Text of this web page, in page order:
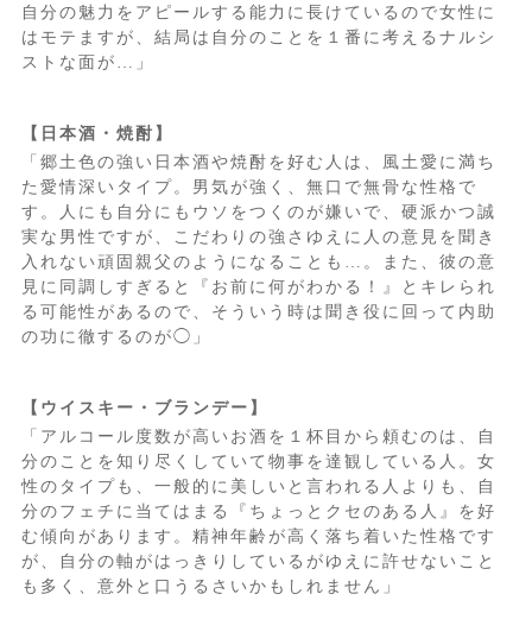
自分の魅力をアピールする能力に長けているので女性に
はモテますが、結局は自分のことを１番に考えるナルシ
ストな面が…」
【日本酒・焼酎】
「郷土色の強い日本酒や焼酎を好む人は、風土愛に満ち
た愛情深いタイプ。男気が強く、無口で無骨な性格で
す。人にも自分にもウソをつくのが嫌いで、硬派かつ誠
実な男性ですが、こだわりの強さゆえに人の意見を聞き
入れない頑固親父のようになることも…。また、彼の意
見に同調しすぎると『お前に何がわかる！』とキレられ
る可能性があるので、そういう時は聞き役に回って内助
の功に徹するのが◯」
【ウイスキー・ブランデー】
「アルコール度数が高いお酒を１杯目から頼むのは、自
分のことを知り尽くしていて物事を達観している人。女
性のタイプも、一般的に美しいと言われる人よりも、自
分のフェチに当てはまる『ちょっとクセのある人』を好
む傾向があります。精神年齢が高く落ち着いた性格です
が、自分の軸がはっきりしているがゆえに許せないこと
も多く、意外と口うるさいかもしれません」